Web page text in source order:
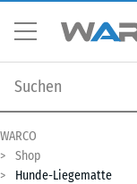
WARCO
Shop
Hunde-Liegematte